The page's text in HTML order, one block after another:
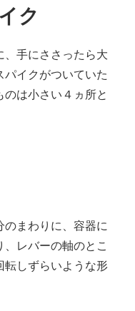
ク
手にささったら大
イクがついていた
は小さい４ヵ所と
まわりに、容器に
レバーの軸のとこ
転しずらいような形